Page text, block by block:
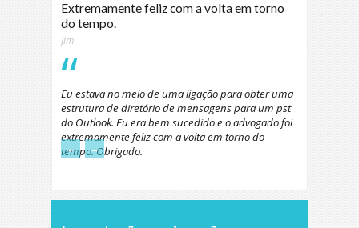
Extremamente feliz com a volta em torno
do tempo.
Jim
Eu estava no meio de uma ligação para obter uma
estrutura de diretório de mensagens para um pst
do Outlook. Eu era bem sucedido e o advogado foi
extremamente feliz com a volta em torno do
tempo. Obrigado.
← →